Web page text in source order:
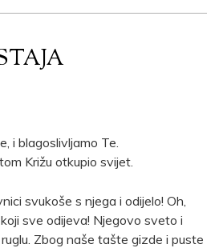
i blagoslivljamo Te.
Križu otkupio svijet.
svukoše s njega i odijelo! Oh,
sve odijeva! Njegovo sveto i
Zbog naše tašte gizde i puste